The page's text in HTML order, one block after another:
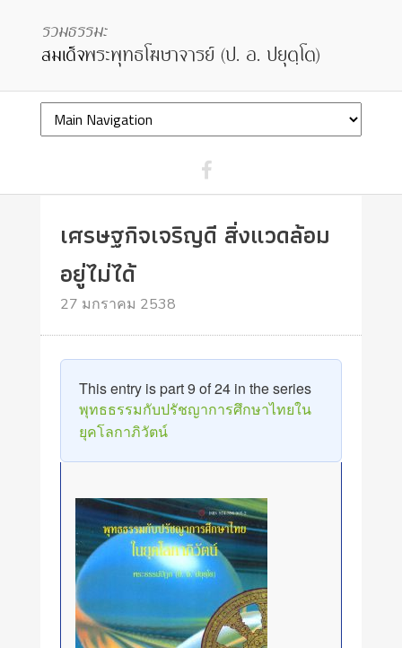
เศรษฐกิจเจริญดี สิ่งแวดล้อม
อยู่ไม่ได้
27 มกราคม 2538
This entry is part 9 of 24 in the series
พุทธธรรมกับปรัชญาการศึกษาไทยใน
ยุคโลกาภิวัตน์